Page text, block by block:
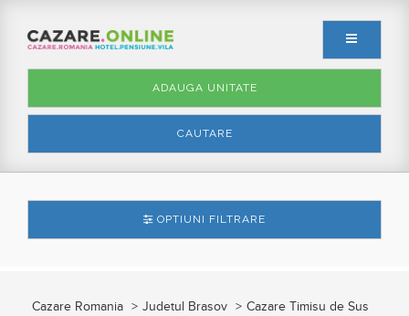
CAUTARE
ADAUGA UNITATE
OPTIUNI FILTRARE
Cazare Romania Judetul Brasov Cazare Timisu de Sus